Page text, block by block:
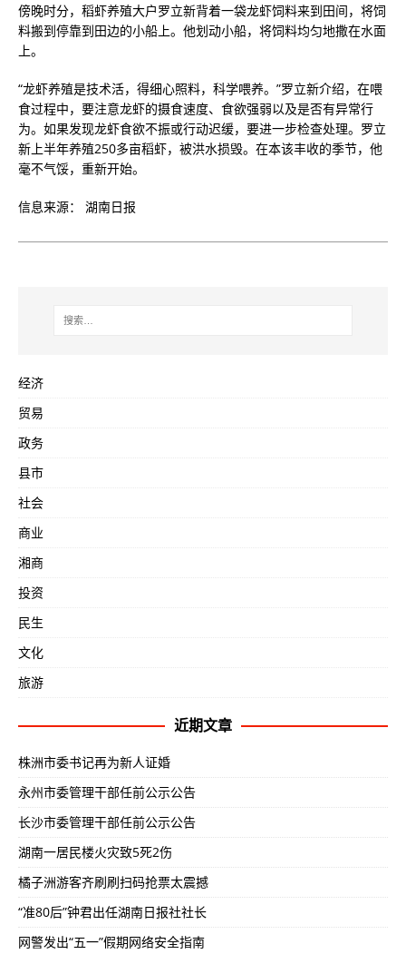
傍晚时分，稻虾养殖大户罗立新背着一袋龙虾饲料来到田间，将饲
料搬到停靠到田边的小船上。他划动小船，将饲料均匀地撒在水面
上。
“龙虾养殖是技术活，得细心照料，科学喂养。”罗立新介绍，在喂
食过程中，要注意龙虾的摄食速度、食欲强弱以及是否有异常行
为。如果发现龙虾食欲不振或行动迟缓，要进一步检查处理。罗立
新上半年养殖250多亩稻虾，被洪水损毁。在本该丰收的季节，他
毫不气馁，重新开始。
信息来源： 湖南日报
经济
贸易
政务
县市
社会
商业
湘商
投资
民生
文化
旅游
近期文章
株洲市委书记再为新人证婚
永州市委管理干部任前公示公告
长沙市委管理干部任前公示公告
湖南一居民楼火灾致5死2伤
橘子洲游客齐刷刷扫码抢票太震撼
“准80后”钟君出任湖南日报社社长
网警发出“五一”假期网络安全指南